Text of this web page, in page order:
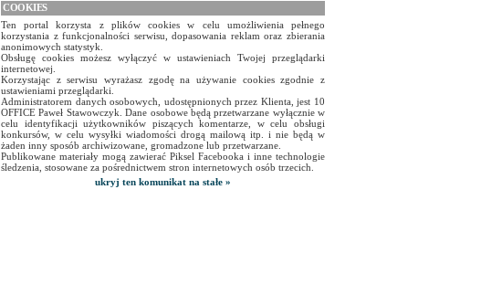
COOKIES
Ten portal korzysta z plików cookies w celu umożliwienia pełnego
korzystania z funkcjonalności serwisu, dopasowania reklam oraz zbierania
anonimowych statystyk.
Obsługę cookies możesz wyłączyć w ustawieniach Twojej przeglądarki
internetowej.
Korzystając z serwisu wyrażasz zgodę na używanie cookies zgodnie z
ustawieniami przeglądarki.
Administratorem danych osobowych, udostępnionych przez Klienta, jest 10
OFFICE Paweł Stawowczyk. Dane osobowe będą przetwarzane wyłącznie w
celu identyfikacji użytkowników piszących komentarze, w celu obsługi
konkursów, w celu wysyłki wiadomości drogą mailową itp. i nie będą w
żaden inny sposób archiwizowane, gromadzone lub przetwarzane.
Publikowane materiały mogą zawierać Piksel Facebooka i inne technologie
śledzenia, stosowane za pośrednictwem stron internetowych osób trzecich.
ukryj ten komunikat na stałe »